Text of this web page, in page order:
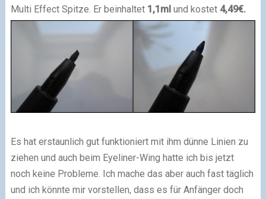
Multi Effect Spitze. Er beinhaltet 1,1ml und kostet 4,49€.
Es hat erstaunlich gut funktioniert mit ihm dünne Linien zu
ziehen und auch beim Eyeliner-Wing hatte ich bis jetzt
noch keine Probleme. Ich mache das aber auch fast täglich
und ich könnte mir vorstellen, dass es für Anfänger doch